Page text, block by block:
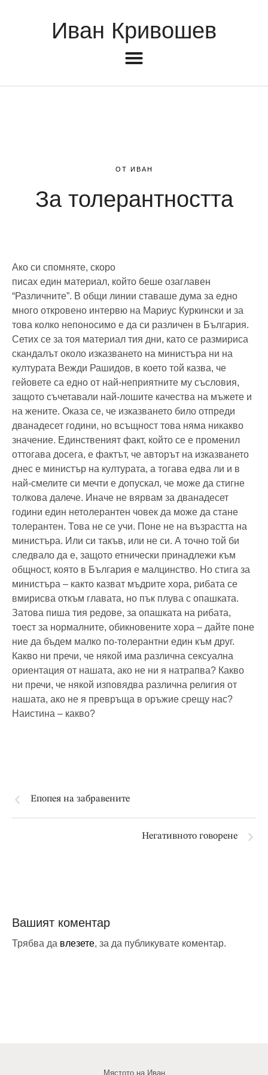
Иван Кривошев
ОТ ИВАН
За толерантността
Ако си спомняте, скоро
писах един материал, който беше озаглавен
“Различните”. В общи линии ставаше дума за едно
много откровено интервю на Мариус Куркински и за
това колко непоносимо е да си различен в България.
Сетих се за тоя материал тия дни, като се размириса
скандалът около изказването на министъра ни на
културата Вежди Рашидов, в което той казва, че
гейовете са едно от най-неприятните му съсловия,
защото съчетавали най-лошите качества на мъжете и
на жените. Оказа се, че изказването било отпреди
дванадесет години, но всъщност това няма никакво
значение. Единственият факт, който се е променил
оттогава досега, е фактът, че авторът на изказването
днес е министър на културата, а тогава едва ли и в
най-смелите си мечти е допускал, че може да стигне
толкова далече. Иначе не вярвам за дванадесет
години един нетолерантен човек да може да стане
толерантен. Това не се учи. Поне не на възрастта на
министъра. Или си такъв, или не си. А точно той би
следвало да е, защото етнически принадлежи към
общност, която в България е малцинство. Но стига за
министъра – както казват мъдрите хора, рибата се
вмирисва откъм главата, но пък плува с опашката.
Затова пиша тия редове, за опашката на рибата,
тоест за нормалните, обикновените хора – дайте поне
ние да бъдем малко по-толерантни един към друг.
Какво ни пречи, че някой има различна сексуална
ориентация от нашата, ако не ни я натрапва? Какво
ни пречи, че някой изповядва различна религия от
нашата, ако не я превръща в оръжие срещу нас?
Наистина – какво?
Епопея на забравените
Негативното говорене
Вашият коментар
Трябва да влезете, за да публикувате коментар.
Мястото на Иван